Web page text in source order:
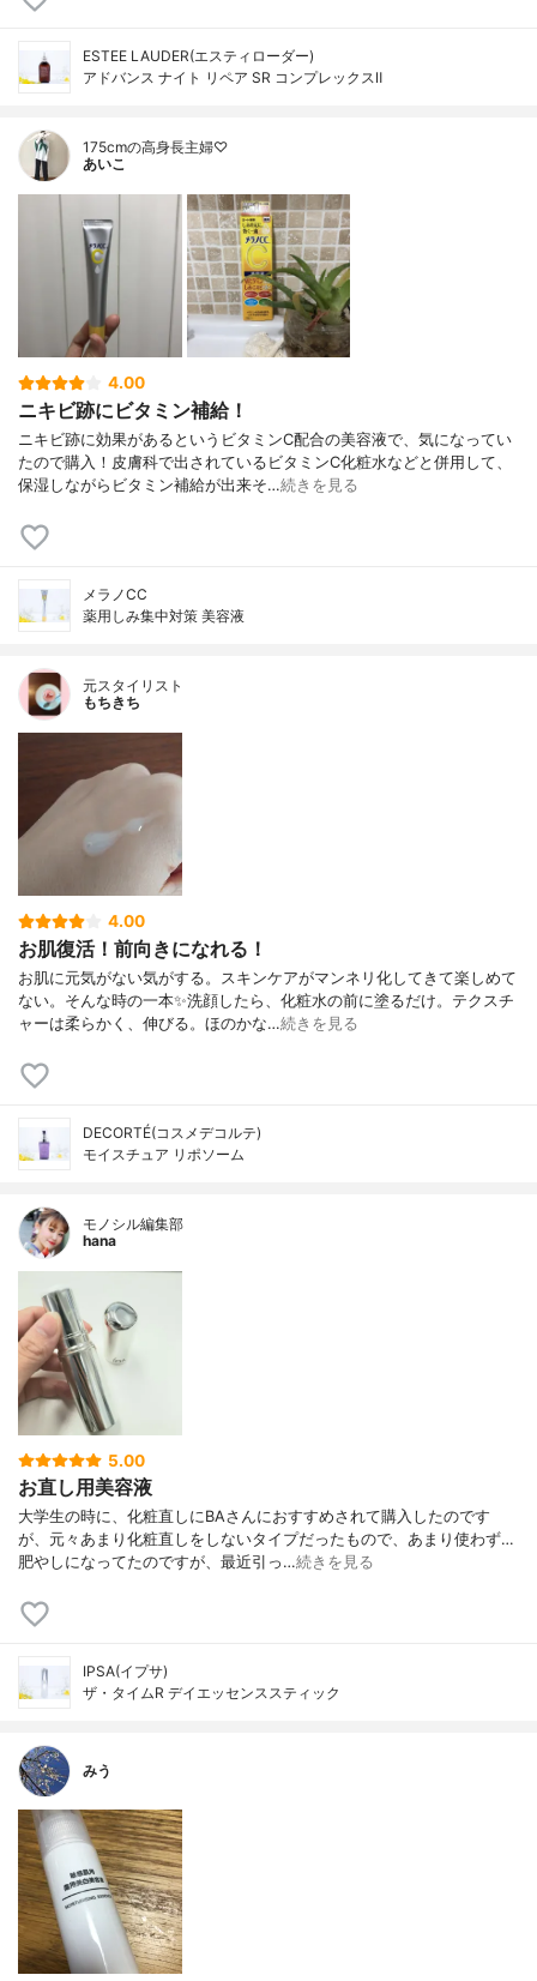
ESTEE LAUDER(エスティローダー)
アドバンス ナイト リペア SR コンプレックスⅡ
175cmの高身長主婦♡
あいこ
4.00
ニキビ跡にビタミン補給！
ニキビ跡に効果があるというビタミンC配合の美容液で、気になってい
たので購入！皮膚科で出されているビタミンC化粧水などと併用して、
保湿しながらビタミン補給が出来そ…続きを見る
メラノCC
薬用しみ集中対策 美容液
元スタイリスト
もちきち
4.00
お肌復活！前向きになれる！
お肌に元気がない気がする。スキンケアがマンネリ化してきて楽しめて
ない。そんな時の一本✨洗顔したら、化粧水の前に塗るだけ。テクスチ
ャーは柔らかく、伸びる。ほのかな…続きを見る
DECORTÉ(コスメデコルテ)
モイスチュア リポソーム
モノシル編集部
hana
5.00
お直し用美容液
大学生の時に、化粧直しにBAさんにおすすめされて購入したのです
が、元々あまり化粧直しをしないタイプだったもので、あまり使わず…
肥やしになってたのですが、最近引っ…続きを見る
IPSA(イプサ)
ザ・タイムR デイエッセンススティック
みう